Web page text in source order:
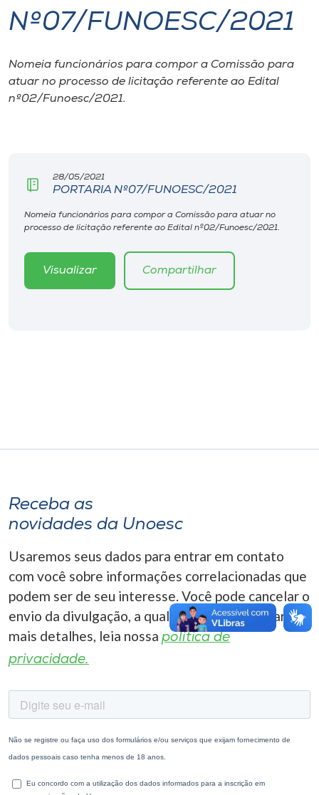
I.nova
Diplomados
Rádio
A+
Nº07/FUNOESC/2021
Nomeia funcionários para compor a Comissão para
atuar no processo de licitação referente ao Edital
nº02/Funoesc/2021.
28/05/2021
PORTARIA Nº07/FUNOESC/2021
Nomeia funcionários para compor a Comissão para atuar no
processo de licitação referente ao Edital nº02/Funoesc/2021.
Visualizar Compartilhar
Receba as
novidades da Unoesc
Usaremos seus dados para entrar em contato
com você sobre informações correlacionadas que
podem ser de seu interesse. Você pode cancelar o
envio da divulgação, a qualquer momento. Para
mais detalhes, leia nossa política de
privacidade.